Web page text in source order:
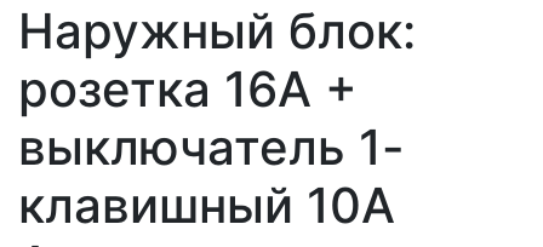
Наружный блок:
розетка 16А +
выключатель 1-
клавишный 10А